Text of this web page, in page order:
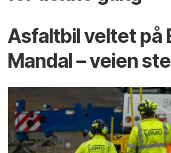
Asfaltbil veltet på
Mandal – veien